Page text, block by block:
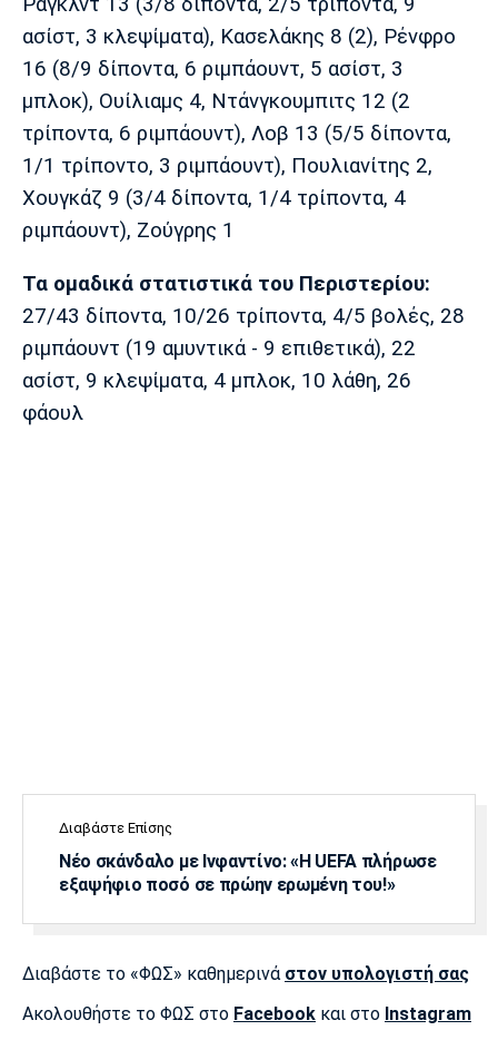
ασίστ, 3 κλεψίματα), Κασελάκης 8 (2), Ρένφρο
16 (8/9 δίποντα, 6 ριμπάουντ, 5 ασίστ, 3
μπλοκ), Ουίλιαμς 4, Ντάνγκουμπιτς 12 (2
τρίποντα, 6 ριμπάουντ), Λοβ 13 (5/5 δίποντα,
1/1 τρίποντο, 3 ριμπάουντ), Πουλιανίτης 2,
Χουγκάζ 9 (3/4 δίποντα, 1/4 τρίποντα, 4
ριμπάουντ), Ζούγρης 1
Τα ομαδικά στατιστικά του Περιστερίου:
27/43 δίποντα, 10/26 τρίποντα, 4/5 βολές, 28
ριμπάουντ (19 αμυντικά - 9 επιθετικά), 22
ασίστ, 9 κλεψίματα, 4 μπλοκ, 10 λάθη, 26
φάουλ
Διαβάστε Επίσης
Νέο σκάνδαλο με Ινφαντίνο: «Η UEFA πλήρωσε
εξαψήφιο ποσό σε πρώην ερωμένη του!»
Διαβάστε το «ΦΩΣ» καθημερινά στον υπολογιστή σας
Ακολουθήστε το ΦΩΣ στο Facebook και στο Instagram